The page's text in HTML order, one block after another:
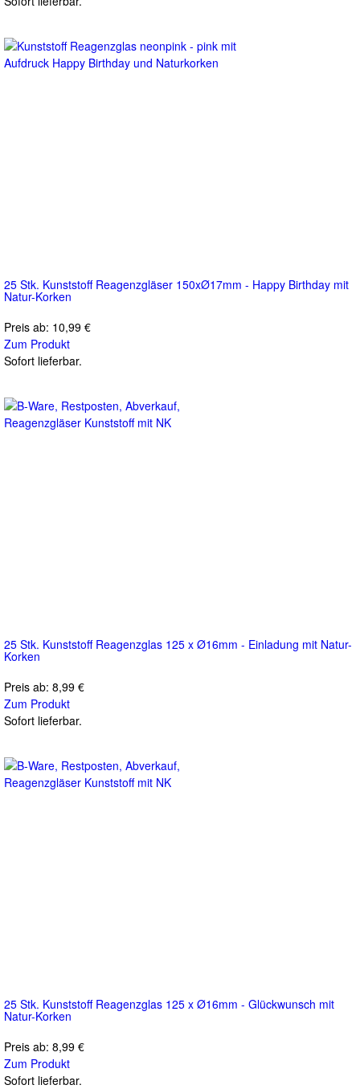
25 Stk. Kunststoff Reagenzgläser 150xØ17mm - Happy Birthday mit
Natur-Korken
Preis ab: 10,99 €
Zum Produkt
Sofort lieferbar.
25 Stk. Kunststoff Reagenzglas 125 x Ø16mm - Einladung mit Natur-
Korken
Preis ab: 8,99 €
Zum Produkt
Sofort lieferbar.
25 Stk. Kunststoff Reagenzglas 125 x Ø16mm - Glückwunsch mit
Natur-Korken
Preis ab: 8,99 €
Zum Produkt
Sofort lieferbar.